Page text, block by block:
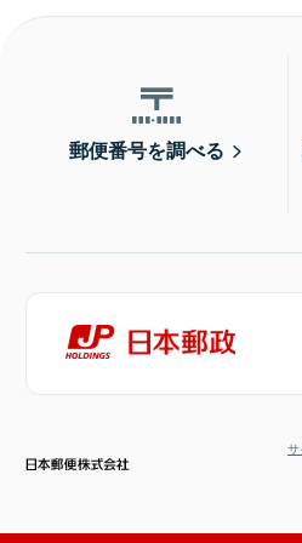
郵便番号を調べる
サ